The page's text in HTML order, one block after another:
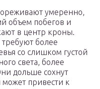
умеренно,
объем побегов и
в центр кроны.
более
со слишком густой
света, более
дольше сохнут
привести к